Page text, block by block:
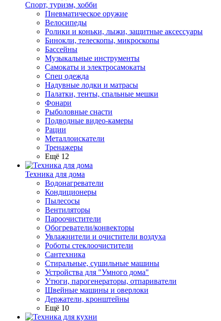
Спорт, туризм, хобби
Пневматическое оружие
Велосипеды
Ролики и коньки, лыжи, защитные аксессуары
Бинокли, телескопы, микроскопы
Бассейны
Музыкальные инструменты
Самокаты и электросамокаты
Спец одежда
Надувные лодки и матрасы
Палатки, тенты, спальные мешки
Фонари
Рыболовные снасти
Подводные видео-камеры
Рации
Металлоискатели
Тренажеры
Ещё 12
Техника для дома
Водонагреватели
Кондиционеры
Пылесосы
Вентиляторы
Пароочистители
Обогреватели/конвекторы
Увлажнители и очистители воздуха
Роботы стеклоочистители
Сантехника
Стиральные, сушильные машины
Устройства для "Умного дома"
Утюги, парогенераторы, отпариватели
Швейные машины и оверлоки
Держатели, кронштейны
Ещё 10